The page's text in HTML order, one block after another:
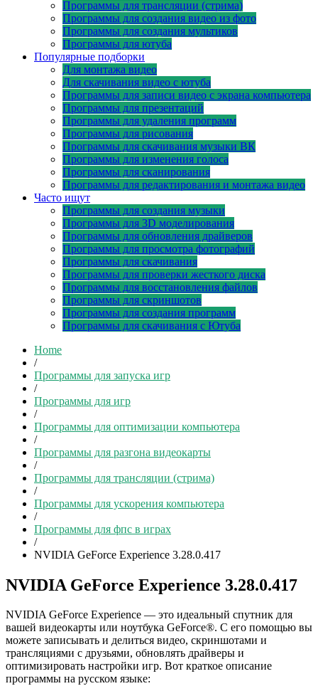
Программы для трансляции (стрима)
Программы для создания видео из фото
Программы для создания мультиков
Программы для ютуба
Популярные подборки
Для монтажа видео
Для скачивания видео с ютуба
Программы для записи видео с экрана компьютера
Программы для презентаций
Программы для удаления программ
Программы для рисования
Программы для скачивания музыки ВК
Программы для изменения голоса
Программы для сканирования
Программы для редактирования и монтажа видео
Часто ищут
Программы для создания музыки
Программы для 3D моделирования
Программы для обновления драйверов
Программы для просмотра фотографий
Программы для скачивания
Программы для проверки жесткого диска
Программы для восстановления файлов
Программы для скриншотов
Программы для создания программ
Программы для скачивания с Ютуба
Home
/
Программы для запуска игр
/
Программы для игр
/
Программы для оптимизации компьютера
/
Программы для разгона видеокарты
/
Программы для трансляции (стрима)
/
Программы для ускорения компьютера
/
Программы для фпс в играх
/
NVIDIA GeForce Experience 3.28.0.417
NVIDIA GeForce Experience 3.28.0.417
NVIDIA GeForce Experience — это идеальный спутник для
вашей видеокарты или ноутбука GeForce®. С его помощью вы
можете записывать и делиться видео, скриншотами и
трансляциями с друзьями, обновлять драйверы и
оптимизировать настройки игр. Вот краткое описание
программы на русском языке: